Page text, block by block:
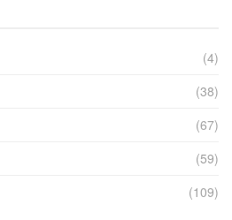
(4)
(38)
(67)
(59)
(109)